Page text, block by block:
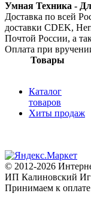
Умная Техника -
Доставка по всей
доставки CDEK,
Почтой России, а
Оплата при
Товары
Каталог
товаров
Хиты продаж
© 2012-2026
ИП Калиновский
Принимаем к